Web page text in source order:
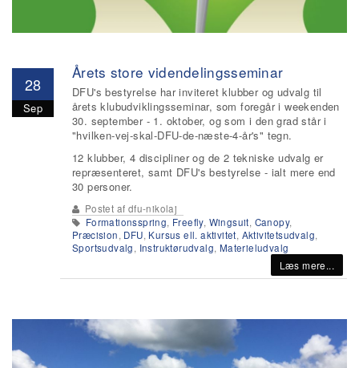
28
Sep
Årets store videndelingsseminar
DFU's bestyrelse har inviteret klubber og udvalg til
årets klubudviklingsseminar, som foregår i weekenden
30. september - 1. oktober, og som i den grad står i
"hvilken-vej-skal-DFU-de-næste-4-år's" tegn.
12 klubber, 4 discipliner og de 2 tekniske udvalg er
repræsenteret, samt DFU's bestyrelse - ialt mere end
30 personer.
Postet af dfu-nikolaj
Formationsspring, Freefly, Wingsuit, Canopy,
Præcision, DFU, Kursus ell. aktivitet, Aktivitetsudvalg,
Sportsudvalg, Instruktørudvalg, Materieludvalg
Læs mere...